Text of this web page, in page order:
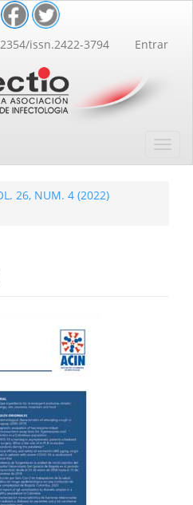
issn.2422-3794 Entrar
26, NUM. 4 (2022)